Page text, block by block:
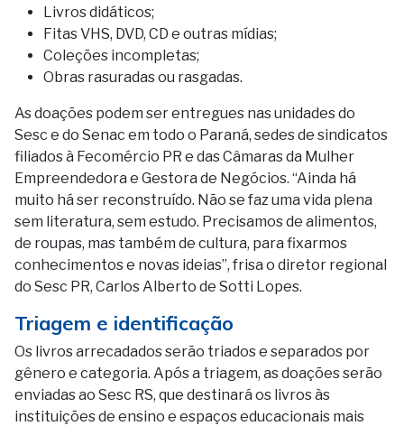
Livros didáticos;
Fitas VHS, DVD, CD e outras mídias;
Coleções incompletas;
Obras rasuradas ou rasgadas.
As doações podem ser entregues nas unidades do
Sesc e do Senac em todo o Paraná, sedes de sindicatos
filiados à Fecomércio PR e das Câmaras da Mulher
Empreendedora e Gestora de Negócios. “Ainda há
muito há ser reconstruído. Não se faz uma vida plena
sem literatura, sem estudo. Precisamos de alimentos,
de roupas, mas também de cultura, para fixarmos
conhecimentos e novas ideias”, frisa o diretor regional
do Sesc PR, Carlos Alberto de Sotti Lopes.
Triagem e identificação
Os livros arrecadados serão triados e separados por
gênero e categoria. Após a triagem, as doações serão
enviadas ao Sesc RS, que destinará os livros às
instituições de ensino e espaços educacionais mais